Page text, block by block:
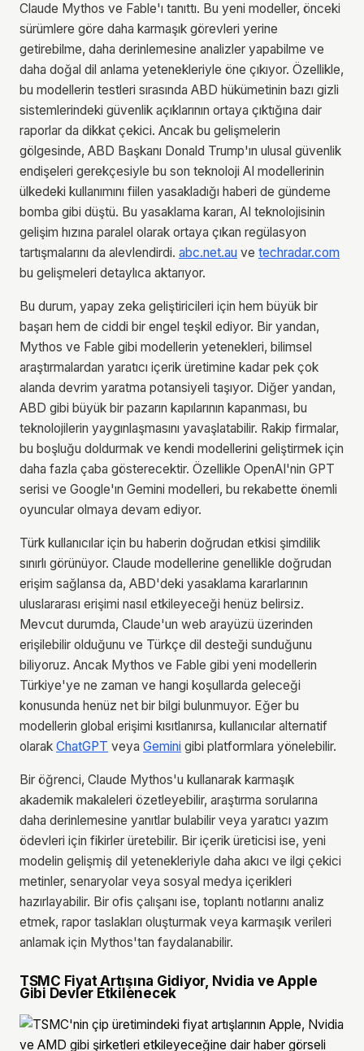
Claude Mythos ve Fable'ı tanıttı. Bu yeni modeller, önceki
sürümlere göre daha karmaşık görevleri yerine
getirebilme, daha derinlemesine analizler yapabilme ve
daha doğal dil anlama yetenekleriyle öne çıkıyor. Özellikle,
bu modellerin testleri sırasında ABD hükümetinin bazı gizli
sistemlerindeki güvenlik açıklarının ortaya çıktığına dair
raporlar da dikkat çekici. Ancak bu gelişmelerin
gölgesinde, ABD Başkanı Donald Trump'ın ulusal güvenlik
endişeleri gerekçesiyle bu son teknoloji AI modellerinin
ülkedeki kullanımını fiilen yasakladığı haberi de gündeme
bomba gibi düştü. Bu yasaklama kararı, AI teknolojisinin
gelişim hızına paralel olarak ortaya çıkan regülasyon
tartışmalarını da alevlendirdi. abc.net.au ve techradar.com
bu gelişmeleri detaylıca aktarıyor.
Bu durum, yapay zeka geliştiricileri için hem büyük bir
başarı hem de ciddi bir engel teşkil ediyor. Bir yandan,
Mythos ve Fable gibi modellerin yetenekleri, bilimsel
araştırmalardan yaratıcı içerik üretimine kadar pek çok
alanda devrim yaratma potansiyeli taşıyor. Diğer yandan,
ABD gibi büyük bir pazarın kapılarının kapanması, bu
teknolojilerin yaygınlaşmasını yavaşlatabilir. Rakip firmalar,
bu boşluğu doldurmak ve kendi modellerini geliştirmek için
daha fazla çaba gösterecektir. Özellikle OpenAI'nin GPT
serisi ve Google'ın Gemini modelleri, bu rekabette önemli
oyuncular olmaya devam ediyor.
Türk kullanıcılar için bu haberin doğrudan etkisi şimdilik
sınırlı görünüyor. Claude modellerine genellikle doğrudan
erişim sağlansa da, ABD'deki yasaklama kararlarının
uluslararası erişimi nasıl etkileyeceği henüz belirsiz.
Mevcut durumda, Claude'un web arayüzü üzerinden
erişilebilir olduğunu ve Türkçe dil desteği sunduğunu
biliyoruz. Ancak Mythos ve Fable gibi yeni modellerin
Türkiye'ye ne zaman ve hangi koşullarda geleceği
konusunda henüz net bir bilgi bulunmuyor. Eğer bu
modellerin global erişimi kısıtlanırsa, kullanıcılar alternatif
olarak ChatGPT veya Gemini gibi platformlara yönelebilir.
Bir öğrenci, Claude Mythos'u kullanarak karmaşık
akademik makaleleri özetleyebilir, araştırma sorularına
daha derinlemesine yanıtlar bulabilir veya yaratıcı yazım
ödevleri için fikirler üretebilir. Bir içerik üreticisi ise, yeni
modelin gelişmiş dil yetenekleriyle daha akıcı ve ilgi çekici
metinler, senaryolar veya sosyal medya içerikleri
hazırlayabilir. Bir ofis çalışanı ise, toplantı notlarını analiz
etmek, rapor taslakları oluşturmak veya karmaşık verileri
anlamak için Mythos'tan faydalanabilir.
TSMC Fiyat Artışına Gidiyor, Nvidia ve Apple
Gibi Devler Etkilenecek